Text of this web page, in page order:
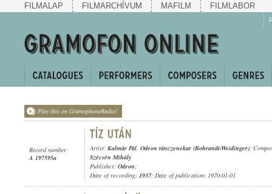
FILMALAP FILMARCHÍVUM MAFILM FILMLABOR
Play this on GramophoneRadio!
Record number:
A 197595a
Artist: Kalmár Pál, Odeon tánczenekar (Bohrandt-Weidinger);
Szécsén Mihály
Publisher: Odeon;
Date of recording: 1937; Date of publication: 1970-01-01